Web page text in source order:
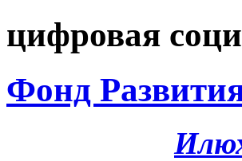
цифровая
Фонд